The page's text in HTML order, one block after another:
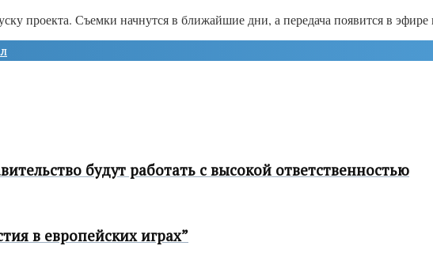
проекта. Съемки начнутся в ближайшие дни, а передача появится в эфире
будут работать с высокой ответственностью
в европейских играх”